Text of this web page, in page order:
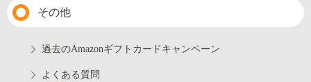
その他
過去のAmazonギフトカードキャンペーン
よくある質問